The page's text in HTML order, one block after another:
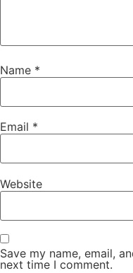
Name *
Email *
Website
Save my name, email,
next time I comment.